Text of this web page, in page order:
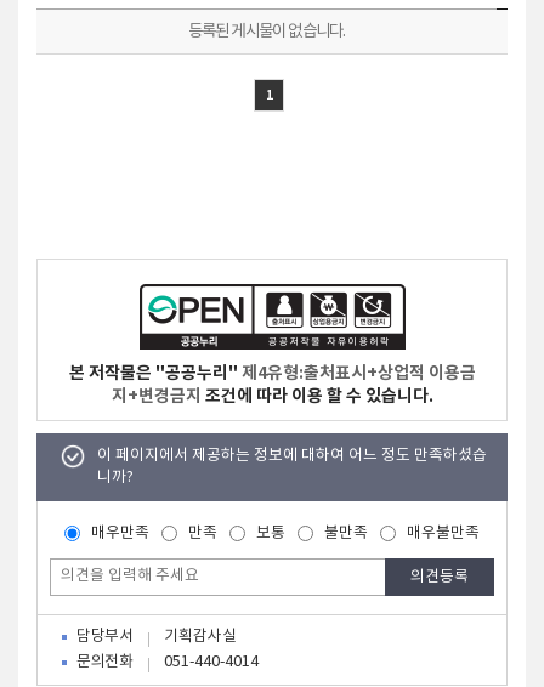
등록된 게시물이 없습니다.
1
본 저작물은 "공공누리" 제4유형:출처표시+상업적 이용금
지+변경금지 조건에 따라 이용 할 수 있습니다.
이 페이지에서 제공하는 정보에 대하여 어느 정도 만족하셨습
니까?
매우만족 만족 보통 불만족 매우불만족
담당부서
기획감사실
문의전화
051-440-4014